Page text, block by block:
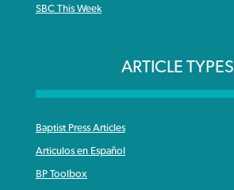
SBC This Week
ARTICLE TYPES
Baptist Press Articles
Articulos en Español
BP Toolbox